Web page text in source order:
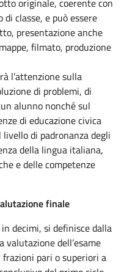
originale, coerente con
classe, e può essere
presentazione anche
filmato, produzione
l’attenzione sulla
di problemi, di
alunno nonché sul
di educazione civica
di padronanza degli
della lingua italiana,
e delle competenze
finale
decimi, si definisce dalla
dell’esame
pari o superiori a